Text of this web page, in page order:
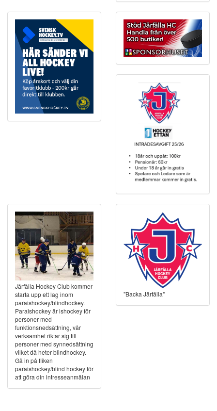
Järfälla Hockey Club kommer
starta upp ett lag inom
paraishockey/blindhockey.
Paraishockey är ishockey för
personer med
funktionsnedsättning, vår
verksamhet riktar sig till
personer med synnedsättning
vilket då heter blindhockey.
Gå in på fliken
paraishockey/blind hockey för
att göra din intresseanmälan
"Backa Järfälla"